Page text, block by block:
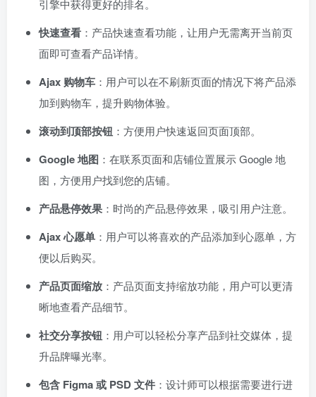
引擎中获得更好的排名。
快速查看 ：产品快速查看功能，让用户无需离开当前页
面即可查看产品详情。
Ajax 购物车 ：用户可以在不刷新页面的情况下将产品添
加到购物车，提升购物体验。
滚动到顶部按钮 ：方便用户快速返回页面顶部。
Google 地图 ：在联系页面和店铺位置展示 Google 地
图，方便用户找到您的店铺。
产品悬停效果 ：时尚的产品悬停效果，吸引用户注意。
Ajax 心愿单 ：用户可以将喜欢的产品添加到心愿单，方
便以后购买。
产品页面缩放 ：产品页面支持缩放功能，用户可以更清
晰地查看产品细节。
社交分享按钮 ：用户可以轻松分享产品到社交媒体，提
升品牌曝光率。
包含 Figma 或 PSD 文件 ：设计师可以根据需要进行进